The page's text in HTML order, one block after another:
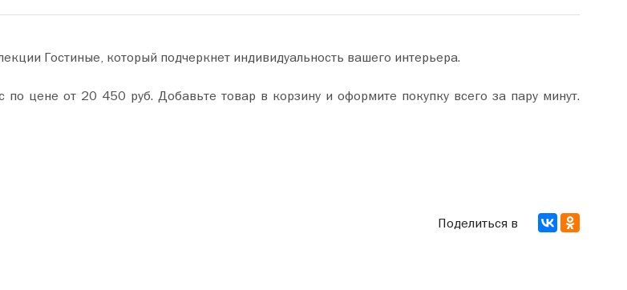
Гостиные, который подчеркнет индивидуальность вашего интерьера.
оформите покупку всего за пару минут.
Поделиться в